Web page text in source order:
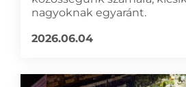
nagyoknak egyaránt.
2026.06.04